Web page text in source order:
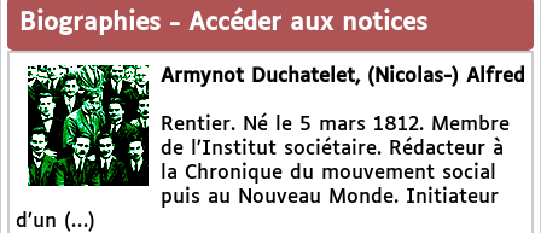
Biographies - Accéder aux notices
Armynot Duchatelet, (Nicolas-) Alfred
Rentier. Né le 5 mars 1812. Membre
de l’Institut sociétaire. Rédacteur à
la Chronique du mouvement social
puis au Nouveau Monde. Initiateur
d’un (…)